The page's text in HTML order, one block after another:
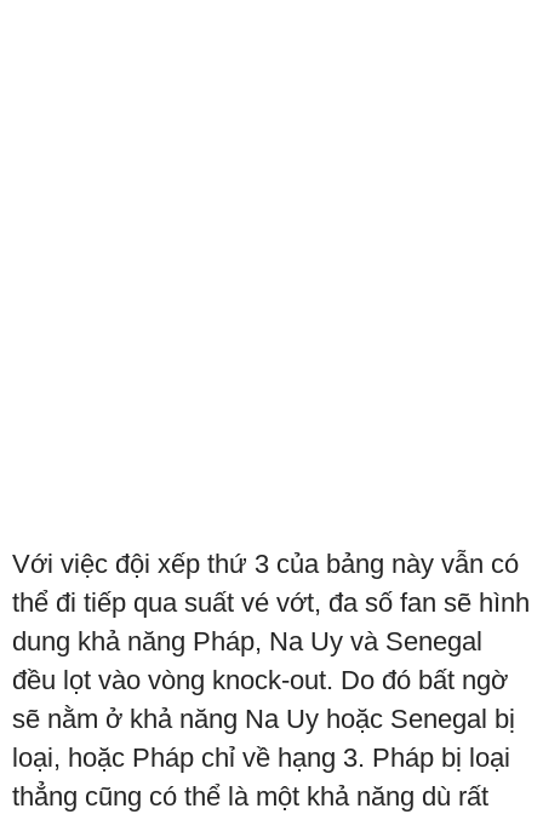
Với việc đội xếp thứ 3 của bảng này vẫn có
thể đi tiếp qua suất vé vớt, đa số fan sẽ hình
dung khả năng Pháp, Na Uy và Senegal
đều lọt vào vòng knock-out. Do đó bất ngờ
sẽ nằm ở khả năng Na Uy hoặc Senegal bị
loại, hoặc Pháp chỉ về hạng 3. Pháp bị loại
thẳng cũng có thể là một khả năng dù rất